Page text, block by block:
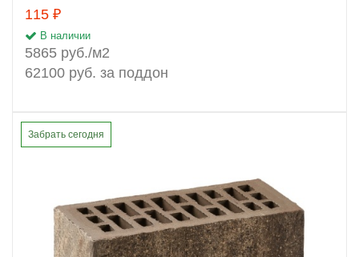
115 ₽
В наличии
5865 руб./м2
62100 руб. за поддон
Забрать сегодня